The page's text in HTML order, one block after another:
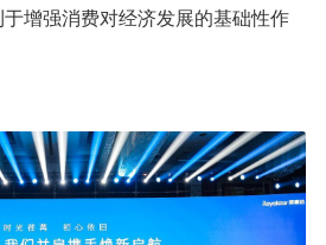
增强消费对经济发展的基础性作